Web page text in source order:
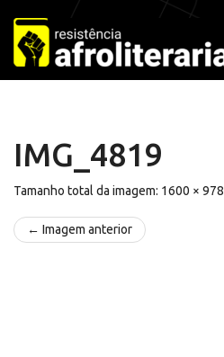
Pular
para
o
conteúdo
IMG_4819
Tamanho total da imagem: 1600 × 978
← Imagem anterior